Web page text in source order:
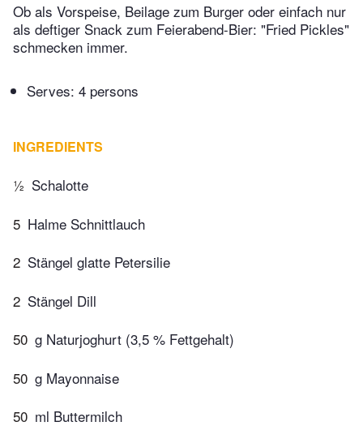
Ob als Vorspeise, Beilage zum Burger oder einfach nur
als deftiger Snack zum Feierabend-Bier: "Fried Pickles"
schmecken immer.
Serves: 4 persons
INGREDIENTS
½ Schalotte
5 Halme Schnittlauch
2 Stängel glatte Petersilie
2 Stängel Dill
50 g Naturjoghurt (3,5 % Fettgehalt)
50 g Mayonnaise
50 ml Buttermilch